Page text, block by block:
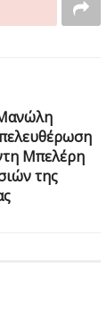
Μπελέρη
της